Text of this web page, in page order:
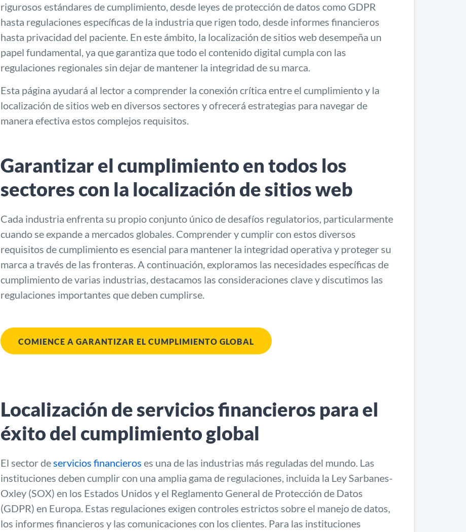
rigurosos estándares de cumplimiento, desde leyes de protección de datos como GDPR
hasta regulaciones específicas de la industria que rigen todo, desde informes financieros
hasta privacidad del paciente. En este ámbito, la localización de sitios web desempeña un
papel fundamental, ya que garantiza que todo el contenido digital cumpla con las
regulaciones regionales sin dejar de mantener la integridad de su marca.
Esta página ayudará al lector a comprender la conexión crítica entre el cumplimiento y la
localización de sitios web en diversos sectores y ofrecerá estrategias para navegar de
manera efectiva estos complejos requisitos.
Garantizar el cumplimiento en todos los
sectores con la localización de sitios web
Cada industria enfrenta su propio conjunto único de desafíos regulatorios, particularmente
cuando se expande a mercados globales. Comprender y cumplir con estos diversos
requisitos de cumplimiento es esencial para mantener la integridad operativa y proteger su
marca a través de las fronteras. A continuación, exploramos las necesidades específicas de
cumplimiento de varias industrias, destacamos las consideraciones clave y discutimos las
regulaciones importantes que deben cumplirse.
COMIENCE A GARANTIZAR EL CUMPLIMIENTO GLOBAL
Localización de servicios financieros para el
éxito del cumplimiento global
El sector deservicios financieros es una de las industrias más reguladas del mundo. Las
instituciones deben cumplir con una amplia gama de regulaciones, incluida la Ley Sarbanes-
Oxley (SOX) en los Estados Unidos y el Reglamento General de Protección de Datos
(GDPR) en Europa. Estas regulaciones exigen controles estrictos sobre el manejo de datos,
los informes financieros y las comunicaciones con los clientes. Para las instituciones